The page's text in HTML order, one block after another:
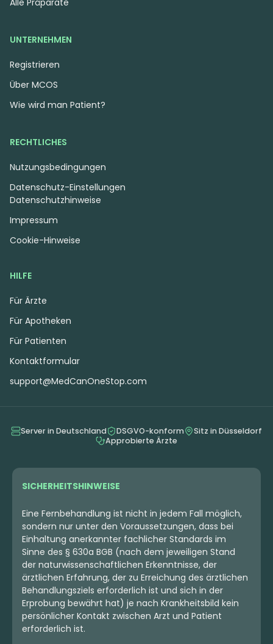
UNTERNEHMEN
Registrieren
Über MCOS
Wie wird man Patient?
HILFE
Für Ärzte
Für Apotheken
Für Patienten
Kontaktformular
support@MedCanOneStop.com
RECHTLICHES
Nutzungsbedingungen
Datenschutzhinweise
Impressum
Cookie-Hinweise
Datenschutz-Einstellungen
Server in Deutschland DSGVO-konform
Sitz in Düsseldorf
Approbierte Ärzte
SICHERHEITSHINWEISE
Eine Fernbehandlung ist nicht in jedem Fall möglich,
sondern nur unter den Voraussetzungen, dass bei
Einhaltung anerkannter fachlicher Standards im
Sinne des § 630a BGB (nach dem jeweiligen Stand
der naturwissenschaftlichen Erkenntnisse, der
ärztlichen Erfahrung, der zu Erreichung des ärztlichen
Behandlungsziels erforderlich ist und sich in der
Erprobung bewährt hat) je nach Krankheitsbild kein
persönlicher Kontakt zwischen Arzt und Patient
erforderlich ist.